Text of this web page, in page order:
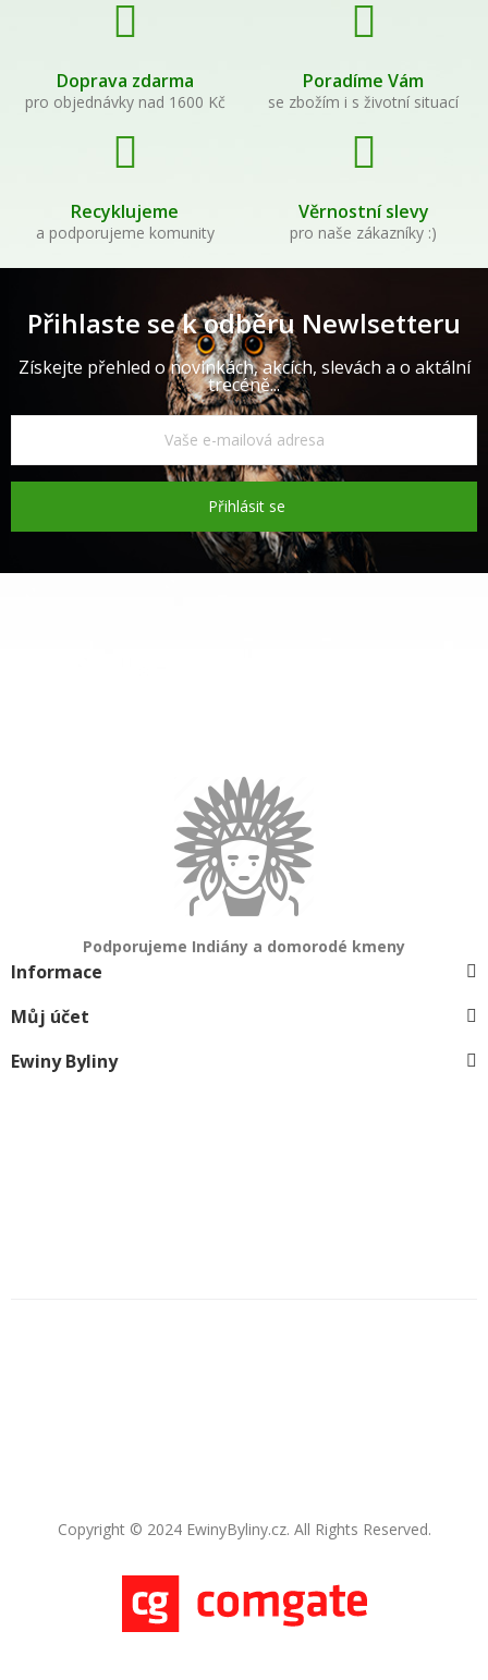
Doprava zdarma
pro objednávky nad 1600 Kč
Poradíme Vám
se zbožím i s životní situací
Recyklujeme
a podporujeme komunity
Věrnostní slevy
pro naše zákazníky :)
Přihlaste se k odběru Newlsetteru
Získejte přehled o novinkách, akcích, slevách a o aktální
trecéně...
Přihlásit se
Podporujeme Indiány a domorodé kmeny
Informace
Můj účet
Ewiny Byliny
Copyright © 2024 EwinyByliny.cz. All Rights Reserved.